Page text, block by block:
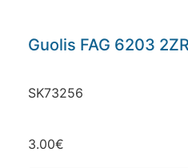
Guolis FAG 6203
SK73256
3.00€